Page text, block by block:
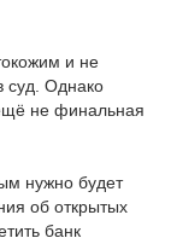
и не
суд. Однако
не финальная
нужно будет
об открытых
банк